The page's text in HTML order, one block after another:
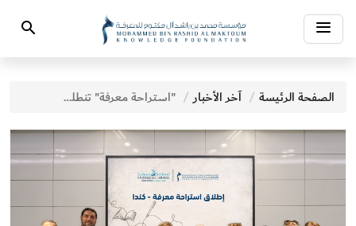
Toggle
navigation
Search
الصفحة الرئيسة آخر الأخبار "استراحة معرفة" تنطلق في كندا وتعزز حضورها العالمي في نشر المعرفة العربية